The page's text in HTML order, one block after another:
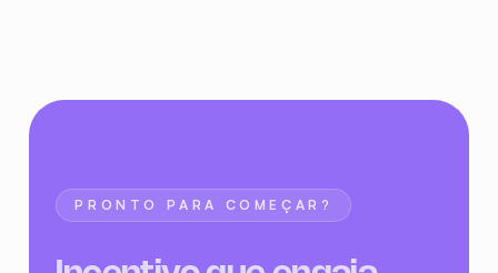
PRONTO PARA COMEÇAR?